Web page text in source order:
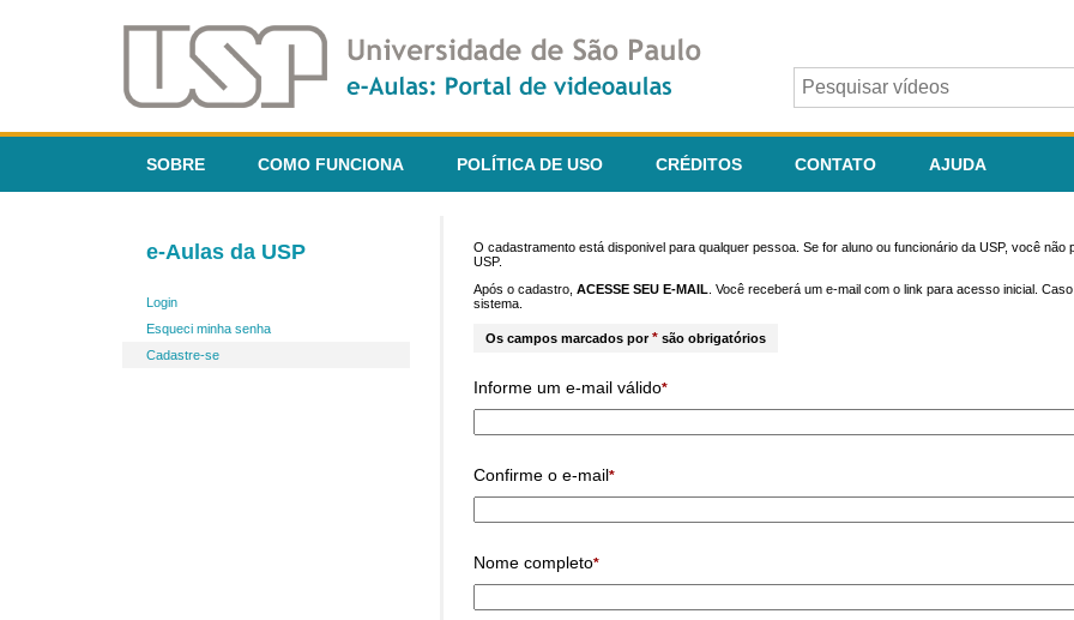
SOBRE COMO FUNCIONA POLÍTICA DE USO CRÉDITOS CONTATO AJUDA
e-Aulas da USP
Login
Esqueci minha senha
Cadastre-se
O cadastramento está disponivel para qualquer pessoa. Se for aluno ou funcionário da USP, você
USP.
Após o cadastro, ACESSE SEU E-MAIL . Você receberá um e-mail com o link para acesso inicial.
sistema.
Os campos marcados por* são obrigatórios
Informe um e-mail válido*
Confirme o e-mail*
Nome completo*